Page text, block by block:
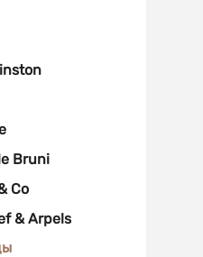
Bruni
Co
& Arpels